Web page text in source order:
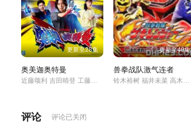
更新至28集
奥美迦奥特曼
更新至49集
兽拳战队激气连者
评论 评论已关闭